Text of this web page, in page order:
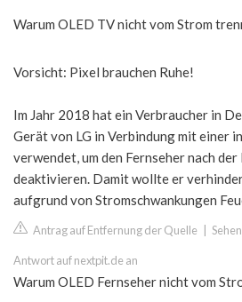
Warum OLED TV nicht vom Strom
Vorsicht: Pixel brauchen Ruhe!
Im Jahr 2018 hat ein Verbraucher in
Gerät von LG in Verbindung mit einer
verwendet, um den Fernseher nach
deaktivieren. Damit wollte er
aufgrund von Stromschwankungen
Antrag auf Entfernung der Quelle
Antwort auf nextpit.de an
Warum OLED Fernseher nicht vom